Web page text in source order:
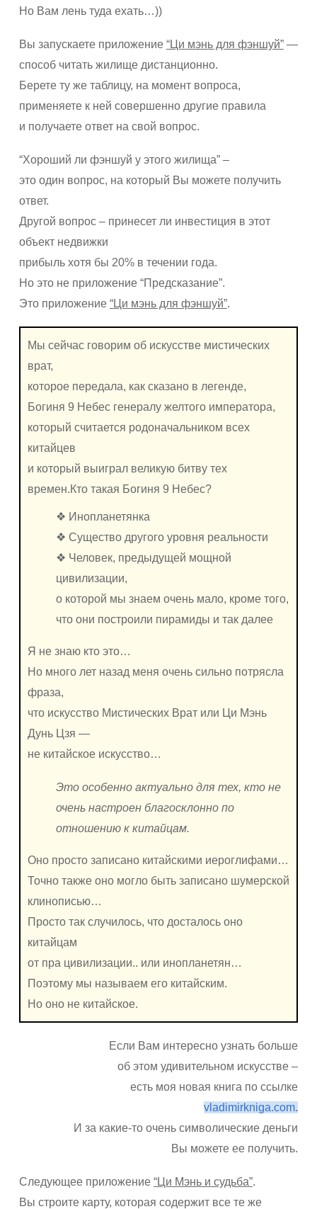
Но Вам лень туда ехать…))
Вы запускаете приложение “Ци мэнь для фэншуй”—
способ читать жилище дистанционно.
Берете ту же таблицу, на момент вопроса,
применяете к ней совершенно другие правила
и получаете ответ на свой вопрос.
“Хороший ли фэншуй у этого жилища” –
это один вопрос, на который Вы можете получить
ответ.
Другой вопрос – принесет ли инвестиция в этот
объект недвижки
прибыль хотя бы 20% в течении года.
Но это не приложение “Предсказание”.
Это приложение “Ци мэнь для фэншуй”.
Мы сейчас говорим об искусстве мистических
врат,
которое передала, как сказано в легенде,
Богиня 9 Небес генералу желтого императора,
который считается родоначальником всех
китайцев
и который выиграл великую битву тех
времен.Кто такая Богиня 9 Небес?
❖ Инопланетянка
❖ Существо другого уровня реальности
❖ Человек, предыдущей мощной
цивилизации,
о которой мы знаем очень мало, кроме того,
что они построили пирамиды и так далее
Я не знаю кто это…
Но много лет назад меня очень сильно потрясла
фраза,
что искусство Мистических Врат или Ци Мэнь
Дунь Цзя —
не китайское искусство…
Это особенно актуально для тех, кто не
очень настроен благосклонно по
отношению к китайцам.
Оно просто записано китайскими иероглифами…
Точно также оно могло быть записано шумерской
клинописью…
Просто так случилось, что досталось оно
китайцам
от пра цивилизации.. или инопланетян…
Поэтому мы называем его китайским.
Но оно не китайское.
Если Вам интересно узнать больше
об этом удивительном искусстве –
есть моя новая книга по ссылке
vladimirkniga.com.
И за какие-то очень символические деньги
Вы можете ее получить.
Следующее приложение “Ци Мэнь и судьба”.
Вы строите карту, которая содержит все те же